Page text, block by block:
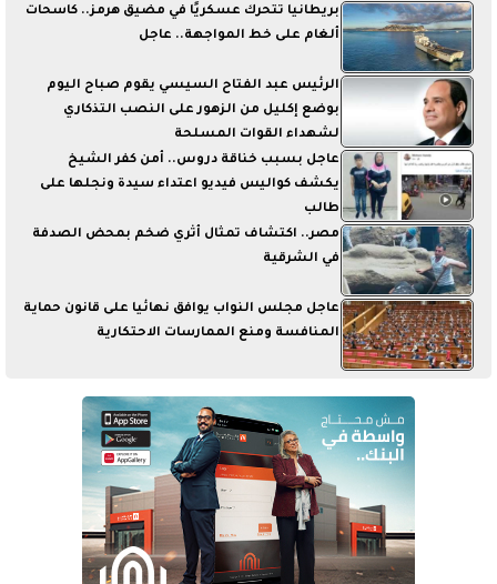
بريطانيا تتحرك عسكريًا في مضيق هرمز.. كاسحات
ألغام على خط المواجهة.. عاجل
الرئيس عبد الفتاح السيسي يقوم صباح اليوم
بوضع إكليل من الزهور على النصب التذكاري
لشهداء القوات المسلحة
عاجل بسبب خناقة دروس.. أمن كفر الشيخ
يكشف كواليس فيديو اعتداء سيدة ونجلها على
طالب
مصر.. اكتشاف تمثال أثري ضخم بمحض الصدفة
في الشرقية
عاجل مجلس النواب يوافق نهائيا على قانون حماية
المنافسة ومنع الممارسات الاحتكارية